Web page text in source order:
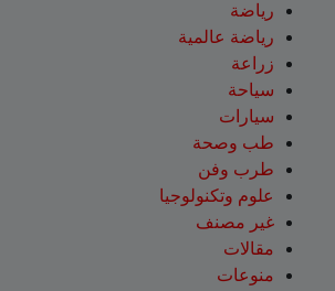
رياضة
رياضة عالمية
زراعة
سياحة
سيارات
طب وصحة
طرب وفن
علوم وتكنولوجيا
غير مصنف
مقالات
منوعات